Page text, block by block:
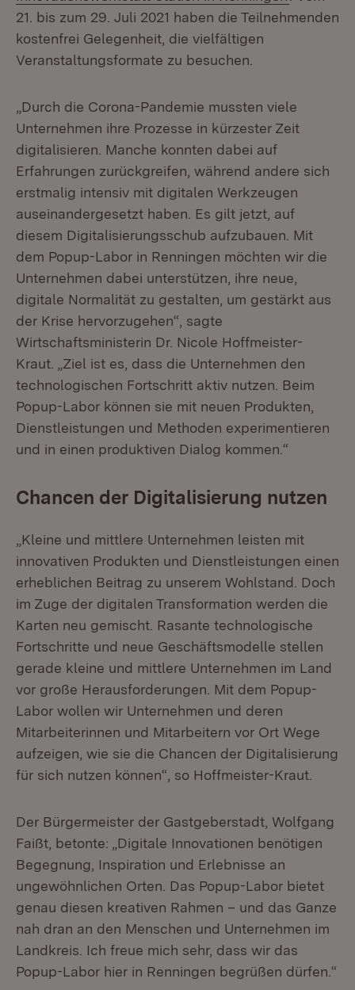
21. bis zum 29. Juli 2021 haben die Teilnehmenden
kostenfrei Gelegenheit, die vielfältigen
Veranstaltungsformate zu besuchen.
„Durch die Corona-Pandemie mussten viele
Unternehmen ihre Prozesse in kürzester Zeit
digitalisieren. Manche konnten dabei auf
Erfahrungen zurückgreifen, während andere sich
erstmalig intensiv mit digitalen Werkzeugen
auseinandergesetzt haben. Es gilt jetzt, auf
diesem Digitalisierungsschub aufzubauen. Mit
dem Popup-Labor in Renningen möchten wir die
Unternehmen dabei unterstützen, ihre neue,
digitale Normalität zu gestalten, um gestärkt aus
der Krise hervorzugehen“, sagte
Wirtschaftsministerin Dr. Nicole Hoffmeister-
Kraut. „Ziel ist es, dass die Unternehmen den
technologischen Fortschritt aktiv nutzen. Beim
Popup-Labor können sie mit neuen Produkten,
Dienstleistungen und Methoden experimentieren
und in einen produktiven Dialog kommen.“
Chancen der Digitalisierung nutzen
„Kleine und mittlere Unternehmen leisten mit
innovativen Produkten und Dienstleistungen einen
erheblichen Beitrag zu unserem Wohlstand. Doch
im Zuge der digitalen Transformation werden die
Karten neu gemischt. Rasante technologische
Fortschritte und neue Geschäftsmodelle stellen
gerade kleine und mittlere Unternehmen im Land
vor große Herausforderungen. Mit dem Popup-
Labor wollen wir Unternehmen und deren
Mitarbeiterinnen und Mitarbeitern vor Ort Wege
aufzeigen, wie sie die Chancen der Digitalisierung
für sich nutzen können“, so Hoffmeister-Kraut.
Der Bürgermeister der Gastgeberstadt, Wolfgang
Faißt, betonte: „Digitale Innovationen benötigen
Begegnung, Inspiration und Erlebnisse an
ungewöhnlichen Orten. Das Popup-Labor bietet
genau diesen kreativen Rahmen – und das Ganze
nah dran an den Menschen und Unternehmen im
Landkreis. Ich freue mich sehr, dass wir das
Popup-Labor hier in Renningen begrüßen dürfen.“